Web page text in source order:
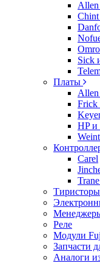
Chint
Sick
Платы
Frick
HP
Carel
Тиристоры
Реле
Модули
Запчасти
Аналоги